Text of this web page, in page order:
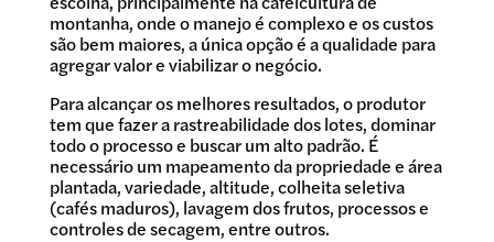
montanha, onde o manejo é complexo e os custos
são bem maiores, a única opção é a qualidade para
agregar valor e viabilizar o negócio.
Para alcançar os melhores resultados, o produtor
tem que fazer a rastreabilidade dos lotes, dominar
todo o processo e buscar um alto padrão. É
necessário um mapeamento da propriedade e área
plantada, variedade, altitude, colheita seletiva
(cafés maduros), lavagem dos frutos, processos e
controles de secagem, entre outros.